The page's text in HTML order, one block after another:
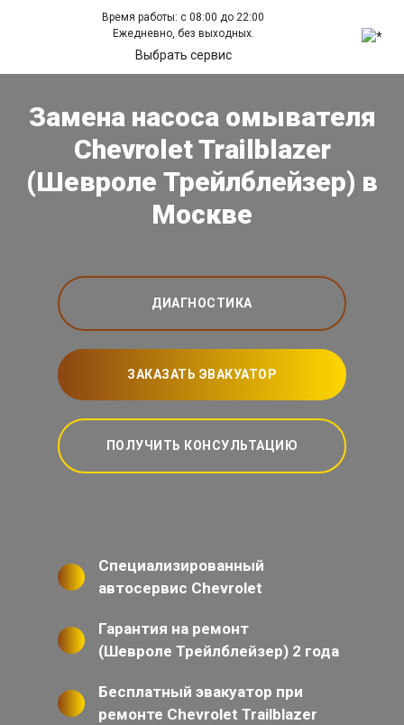
Время работы: с 08:00 до 22:00
Ежедневно, без выходных.
Выбрать сервис
Замена насоса омывателя
Chevrolet Trailblazer
(Шевроле Трейлблейзер) в
Москве
ДИАГНОСТИКА
ЗАКАЗАТЬ ЭВАКУАТОР
ПОЛУЧИТЬ КОНСУЛЬТАЦИЮ
Специализированный
автосервис Chevrolet
Гарантия на ремонт
(Шевроле Трейлблейзер) 2 года
Бесплатный эвакуатор при
ремонте Chevrolet Trailblazer